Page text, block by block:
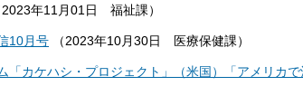
2023年11月01日 福祉課 ）
10月号 （ 2023年10月30日 医療保健課 ）
「カケハシ・プロジェクト」（米国）「アメリ